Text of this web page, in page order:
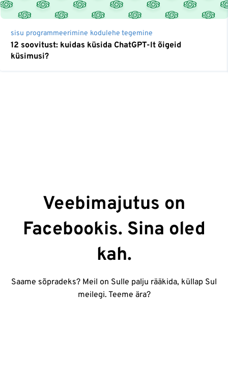
sisu programmeerimine kodulehe tegemine
12 soovitust: kuidas küsida ChatGPT-lt õigeid
küsimusi?
Veebimajutus on
Facebookis. Sina oled
kah.
Saame sõpradeks? Meil on Sulle palju rääkida, küllap Sul
meilegi. Teeme ära?